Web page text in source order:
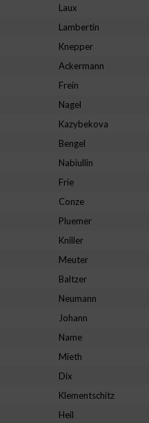
Laux
Lambertin
Knepper
Ackermann
Frein
Nagel
Kazybekova
Bengel
Nabiullin
Frie
Conze
Pluemer
Kniller
Meuter
Baltzer
Neumann
Johann
Name
Mieth
Dix
Klementschitz
Heil
von Inhalten
Auswahl personalisierter
der Angebote
zur Auswahl von Inhalten